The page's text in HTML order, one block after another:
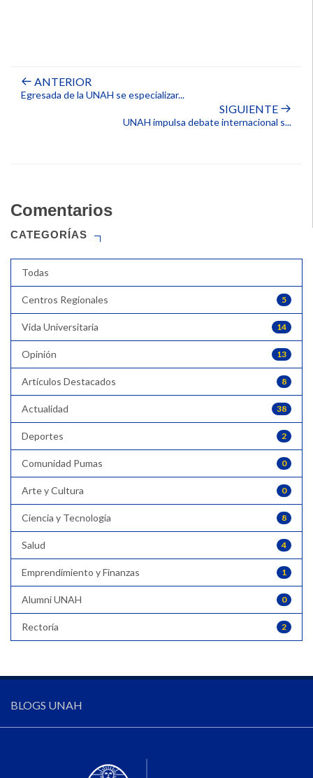
ANTERIOR
Egresada de la UNAH se especializar...
SIGUIENTE
UNAH impulsa debate internacional s...
Comentarios
CATEGORÍAS
Todas
5
Centros Regionales
14
Vida Universitaria
13
Opinión
8
Artículos Destacados
38
Actualidad
2
Deportes
0
Comunidad Pumas
0
Arte y Cultura
8
Ciencia y Tecnología
4
Salud
1
Emprendimiento y Finanzas
0
Alumni UNAH
2
Rectoría
BLOGS UNAH